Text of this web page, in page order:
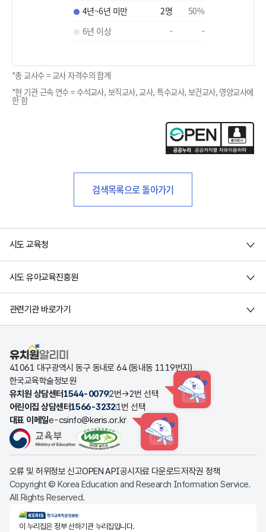
4년~6년 미만
2명 50%
6년 이상
- -
*총 교사수 = 교사 자격수의 합계
*현 기관 근속 연수 = 수석교사, 보직교사, 교사, 특수교사, 보건교사, 영양교사에
한 함
검색목록으로 돌아가기
시도 교육청
시도 유아교육진흥원
관련기관 바로가기
유치원알리미
41061 대구광역시 동구 동내로 64 (동내동 1119번지)
한국교육학술정보원
유치원 상담센터 1544-00792번→2번 선택 HINT
어린이집 상담센터1566-32321번 선택
대표 이메일e-csinfo@keris.or.kr
HINT
오류 및 허위정보 신고OPEN API공시자료 다운로드저작권 정책
Copyright © Korea Education and Research Information Service.
All Rights Reserved.
KERIS한국교육학술정보원
이 누리집은 정부 산하기관 누리집입니다.